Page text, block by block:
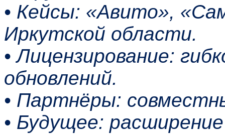
• Кейсы: «Авито»,
Иркутской области.
• Лицензирование:
обновлений.
• Партнёры:
• Будущее: